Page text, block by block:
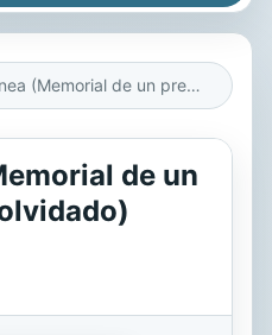
Miscelánea (Memorial de un pretérito casi olvidado)
de un